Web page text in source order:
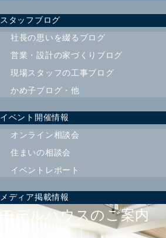
スタッフブログ
社長の思いを綴るブログ
営業・設計の家づくりブログ
現場スタッフの工事ブログ
かめ子ブログ・他
イベント開催情報
オンライン相談会
住まいの相談会
イベントレポート
メディア掲載情報
モデルハウスのご案内